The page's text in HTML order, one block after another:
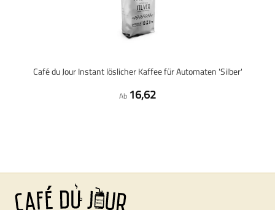
Café du Jour Instant löslicher Kaffee für Automaten 'Silber'
Ab 16,62